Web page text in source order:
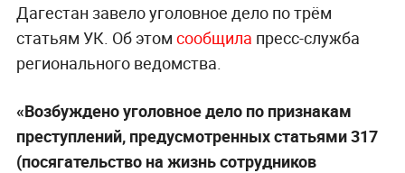
Дагестан завело уголовное дело по трём
статьям УК. Об этом сообщила пресс-служба
регионального ведомства.
«Возбуждено уголовное дело по признакам
преступлений, предусмотренных статьями 317
(посягательство на жизнь сотрудников